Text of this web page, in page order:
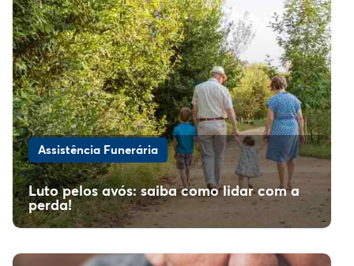
Assistência Funerária
Luto pelos avós: saiba como lidar com a
perda!